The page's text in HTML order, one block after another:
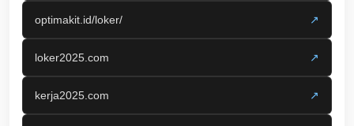
optimakit.id/loker/ ↗
loker2025.com ↗
kerja2025.com ↗